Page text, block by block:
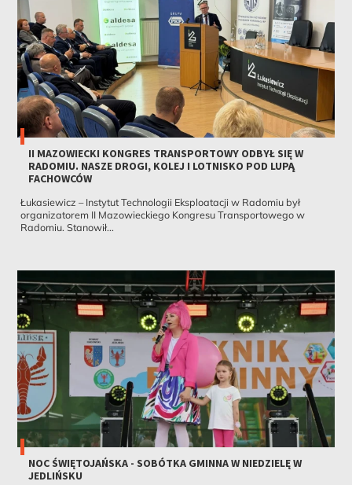
II MAZOWIECKI KONGRES TRANSPORTOWY ODBYŁ SIĘ W
RADOMIU. NASZE DROGI, KOLEJ I LOTNISKO POD LUPĄ
FACHOWCÓW
Łukasiewicz – Instytut Technologii Eksploatacji w Radomiu był
organizatorem II Mazowieckiego Kongresu Transportowego w
Radomiu. Stanowił...
NOC ŚWIĘTOJAŃSKA - SOBÓTKA GMINNA W NIEDZIELĘ W
JEDLIŃSKU